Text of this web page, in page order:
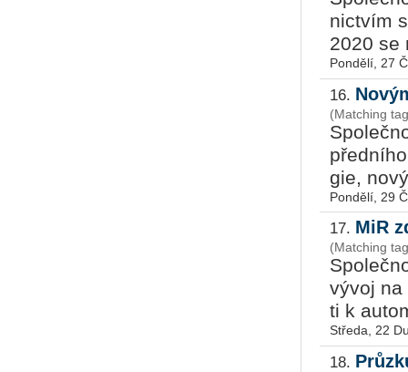
nic­tvím
2020 se
Pondělí, 27
16.
(Matching
gie,
Pondělí, 29
17. MiR
(Matching
vývoj
ti k
Středa, 22
18.